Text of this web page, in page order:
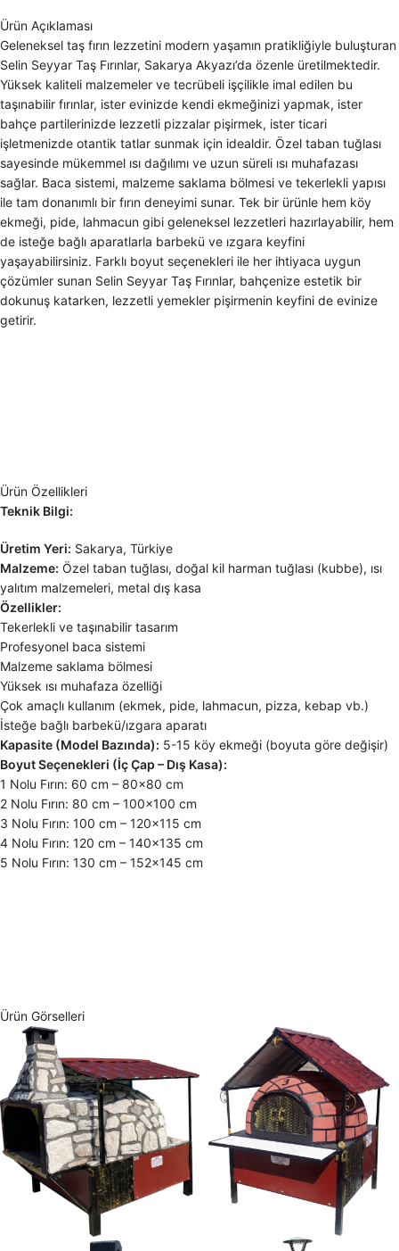
Ürün Açıklaması
Geleneksel taş fırın lezzetini modern yaşamın pratikliğiyle buluşturan
Selin Seyyar Taş Fırınlar, Sakarya Akyazı’da özenle üretilmektedir.
Yüksek kaliteli malzemeler ve tecrübeli işçilikle imal edilen bu
taşınabilir fırınlar, ister evinizde kendi ekmeğinizi yapmak, ister
bahçe partilerinizde lezzetli pizzalar pişirmek, ister ticari
işletmenizde otantik tatlar sunmak için idealdir. Özel taban tuğlası
sayesinde mükemmel ısı dağılımı ve uzun süreli ısı muhafazası
sağlar. Baca sistemi, malzeme saklama bölmesi ve tekerlekli yapısı
ile tam donanımlı bir fırın deneyimi sunar. Tek bir ürünle hem köy
ekmeği, pide, lahmacun gibi geleneksel lezzetleri hazırlayabilir, hem
de isteğe bağlı aparatlarla barbekü ve ızgara keyfini
yaşayabilirsiniz. Farklı boyut seçenekleri ile her ihtiyaca uygun
çözümler sunan Selin Seyyar Taş Fırınlar, bahçenize estetik bir
dokunuş katarken, lezzetli yemekler pişirmenin keyfini de evinize
getirir.
Ürün Özellikleri
Teknik Bilgi:
Üretim Yeri: Sakarya, Türkiye
Malzeme: Özel taban tuğlası, doğal kil harman tuğlası (kubbe), ısı
yalıtım malzemeleri, metal dış kasa
Özellikler:
Tekerlekli ve taşınabilir tasarım
Profesyonel baca sistemi
Malzeme saklama bölmesi
Yüksek ısı muhafaza özelliği
Çok amaçlı kullanım (ekmek, pide, lahmacun, pizza, kebap vb.)
İsteğe bağlı barbekü/ızgara aparatı
Kapasite (Model Bazında): 5-15 köy ekmeği (boyuta göre değişir)
Boyut Seçenekleri (İç Çap – Dış Kasa):
1 Nolu Fırın: 60 cm – 80×80 cm
2 Nolu Fırın: 80 cm – 100×100 cm
3 Nolu Fırın: 100 cm – 120×115 cm
4 Nolu Fırın: 120 cm – 140×135 cm
5 Nolu Fırın: 130 cm – 152×145 cm
Ürün Görselleri